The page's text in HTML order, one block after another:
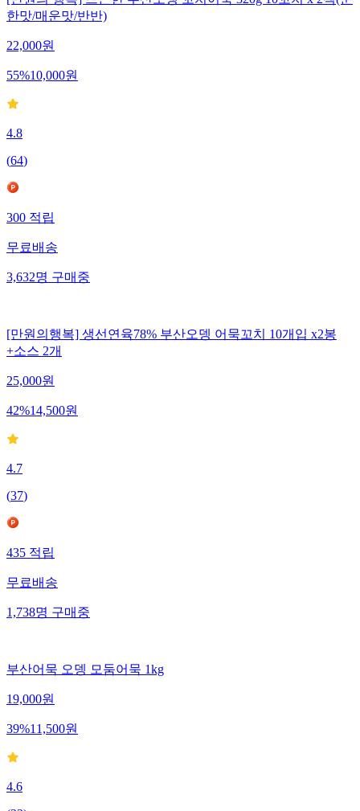
[만원의 행복] 뜨끈한 부산오뎅 꼬치어묵 320g 10꼬치 x 2팩(순
한맛/매운맛/반반)
22,000원
55%10,000원
4.8
(64)
300적립
무료배송
3,632명구매중
[만원의행복] 생선연육78% 부산오뎅 어묵꼬치 10개입 x2봉
+소스 2개
25,000원
42%14,500원
4.7
(37)
435적립
무료배송
1,738명구매중
부산어묵 오뎅 모둠어묵 1kg
19,000원
39%11,500원
4.6